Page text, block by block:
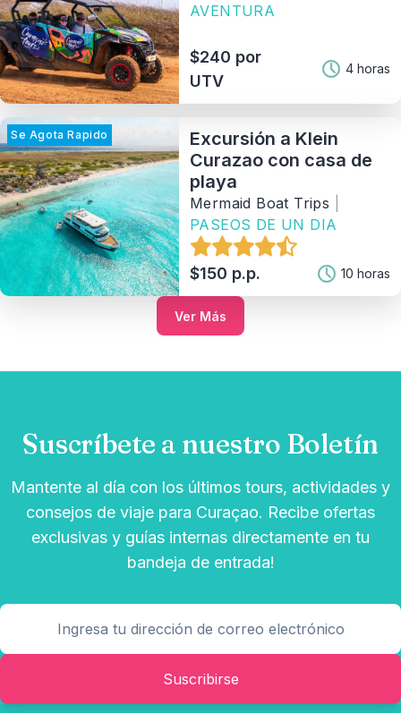
AVENTURA
$240 por
UTV
4 horas
Se Agota Rapido
Excursión a Klein
Curazao con casa de
playa
Mermaid Boat Trips
PASEOS DE UN DIA
$150 p.p. 10 horas
Ver Más
Suscríbete a nuestro Boletín
Mantente al día con los últimos tours, actividades y
consejos de viaje para Curaçao. Recibe ofertas
exclusivas y guías internas directamente en tu
bandeja de entrada!
Suscribirse